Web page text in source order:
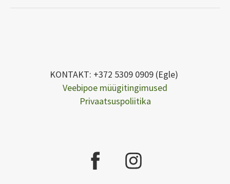
KONTAKT: +372 5309 0909 (Egle)
Veebipoe müügitingimused
Privaatsuspoliitika